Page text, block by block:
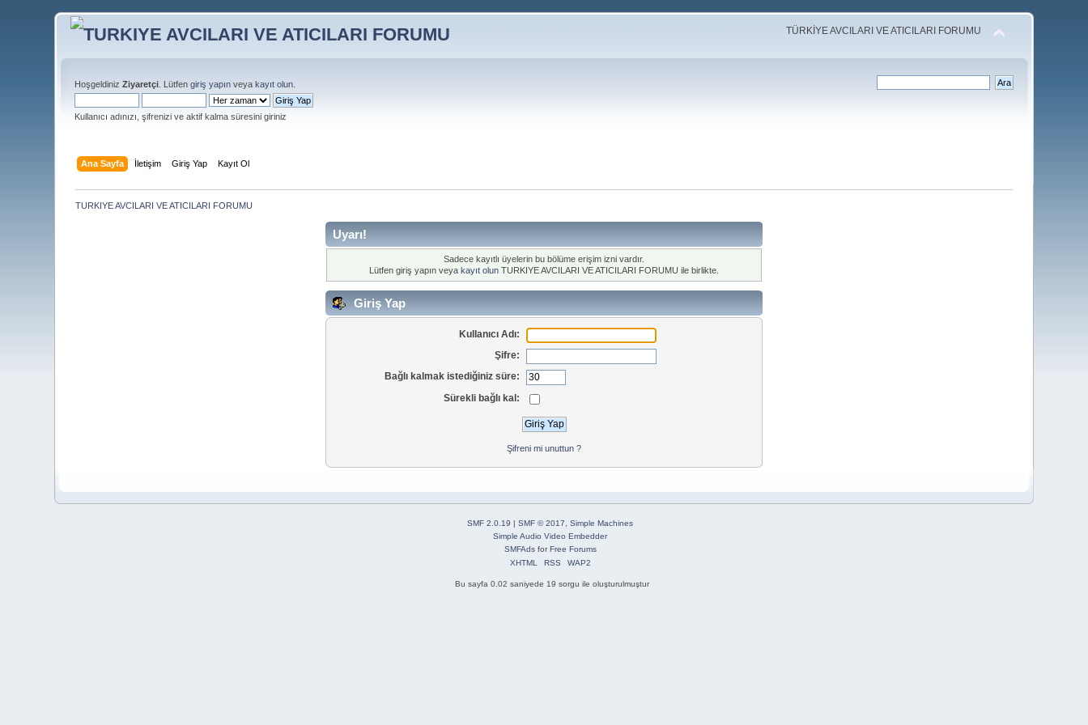
TÜRKİYE AVCILARI VE ATICILARI FORUMU
HoşgeldinizZiyaretçi . Lütfengiriş yapın veyakayıt olun
Kullanıcı adınızı, şifrenizi ve aktif kalma süresini giriniz
Ana Sayfa İletişim Giriş Yap Kayıt Ol
TURKIYE AVCILARI VE ATICILARI FORUMU
Uyarı!
Sadece kayıtlı üyelerin bu bölüme erişim izni vardır.
Lütfen giriş yapın veya kayıt olun TURKIYE AVCILARI VE ATICILARI FORUMU ile birlikte.
Giriş Yap
Kullanıcı Adı:
Şifre:
Bağlı kalmak istediğiniz süre:
Sürekli bağlı kal:
Şifreni mi unuttun ?
SMF 2.0.19 | SMF © 2017
Simple Machines
Simple Audio Video Embedder
SMFAdsforFree Forums
XHTML
RSS WAP2
Bu sayfa 0.02 saniyede 19 sorgu ile oluşturulmuştur